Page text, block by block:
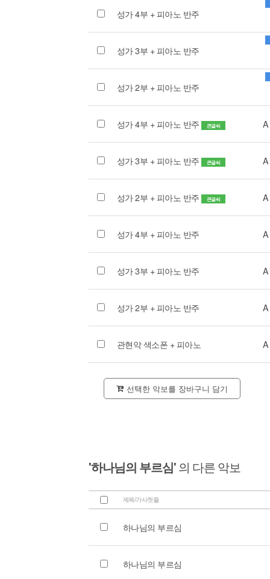
성가 4부 + 피아노 반주
성가 3부 + 피아노 반주
성가 2부 + 피아노 반주
성가 4부 + 피아노 반주 큰글씨
성가 3부 + 피아노 반주 큰글씨
성가 2부 + 피아노 반주 큰글씨
성가 4부 + 피아노 반주
성가 3부 + 피아노 반주
성가 2부 + 피아노 반주
관현악 색소폰 + 피아노
선택한 악보를 장바구니 담기
'하나님의 부르심'의 다른 악보
제목/가사첫줄
하나님의 부르심
하나님의 부르심